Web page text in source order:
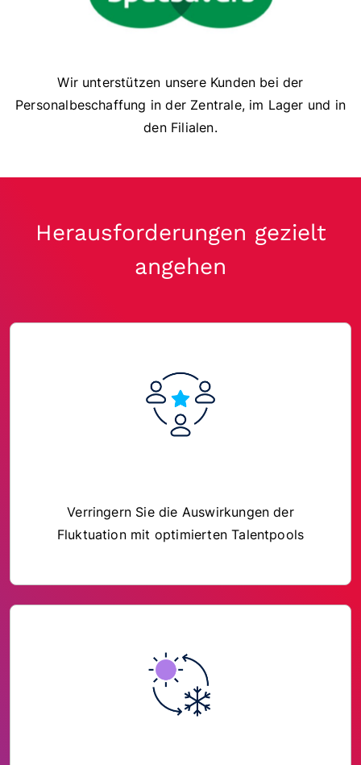
Wir unterstützen unsere Kunden bei der
Personalbeschaffung in der Zentrale, im Lager und in
den Filialen.
Herausforderungen gezielt
angehen
Verringern Sie die Auswirkungen der
Fluktuation mit optimierten Talentpools